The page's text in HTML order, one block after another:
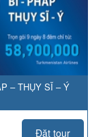
– THỤY SĨ – Ý
Đặt tour